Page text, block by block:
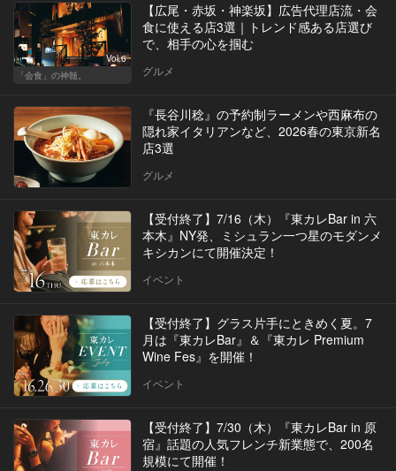
Vol.6
「会食」の神髄。
【広尾・赤坂・神楽坂】広告代理店流・会
食に使える店3選｜トレンド感ある店選び
で、相手の心を掴む
グルメ
『長谷川稔』の予約制ラーメンや西麻布の
隠れ家イタリアンなど、2026春の東京新名
店3選
グルメ
【受付終了】7/16（木）『東カレBar in 六
本木』NY発、ミシュラン一つ星のモダンメ
キシカンにて開催決定！
イベント
【受付終了】グラス片手にときめく夏。7
月は『東カレBar』＆『東カレ Premium
Wine Fes』を開催！
イベント
【受付終了】7/30（木）『東カレBar in 原
宿』話題の人気フレンチ新業態で、200名
規模にて開催！